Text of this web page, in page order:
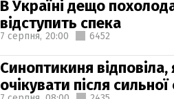
В Україні дещо
відступить спека
7 серпня, 20:00 6452
Синоптикиня відповіла,
очікувати після